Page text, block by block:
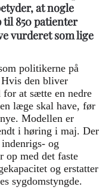
at nogle
850 patienter
vurderet som lige
politikerne på
den bliver
at sætte en nedre
læge skal have, før
Modellen er
i høring i maj. Der
og
op med det faste
og erstatter
sygdomstyngde.